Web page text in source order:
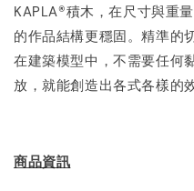
KAPLA®積木，在尺寸與重
的作品結構更穩固。精準的
在建築模型中，不需要任何
放，就能創造出各式各樣的
商品資訊